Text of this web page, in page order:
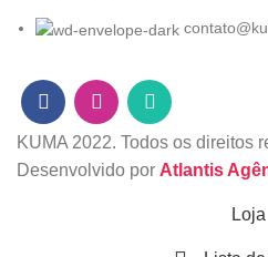
KUMA 2022. Todos os direitos
Desenvolvido por Atlantis
Loja